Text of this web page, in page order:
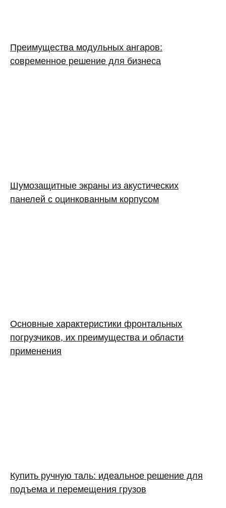
Преимущества модульных ангаров:
современное решение для бизнеса
Шумозащитные экраны из акустических
панелей с оцинкованным корпусом
Основные характеристики фронтальных
погрузчиков, их преимущества и области
применения
Купить ручную таль: идеальное решение для
подъема и перемещения грузов